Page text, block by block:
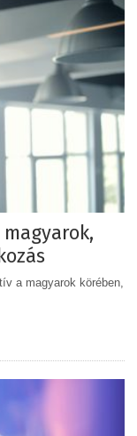
a magyarok körében,